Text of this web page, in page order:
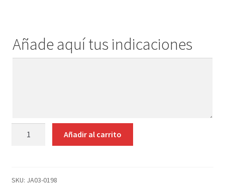
Muebles
Contacto
Añade aquí tus indicaciones
CAJITA
Añadir al carrito
SKU: JA03-0198